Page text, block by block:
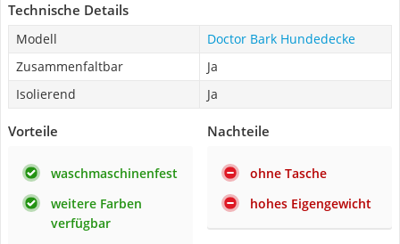
Technische Details
Modell
Doctor Bark Hundedecke
Zusammenfaltbar
Ja
Isolierend
Ja
Vorteile
waschmaschinenfest
weitere Farben
verfügbar
Nachteile
ohne Tasche
hohes Eigengewicht